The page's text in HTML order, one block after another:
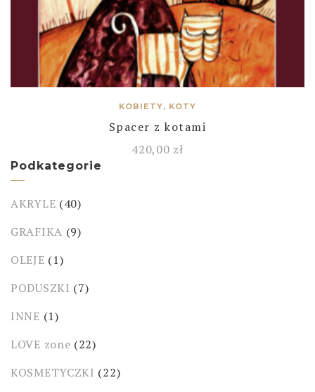
KOBIETY, KOTY
Spacer z kotami
420,00 zł
Podkategorie
AKRYLE (40)
GRAFIKA (9)
OLEJE (1)
PODUSZKI (7)
INNE (1)
LOVE zone (22)
KOSMETYCZKI (22)